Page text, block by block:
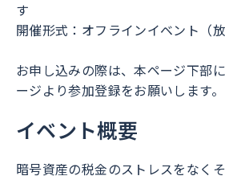
す
開催形式：オフラインイベント（放
お申し込みの際は、本ページ下部
ージより参加登録をお願いします。
イベント概要
暗号資産の税金のストレスをなくそ